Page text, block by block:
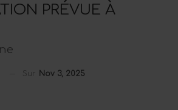
PRÉVUE À
Sur Nov 3, 2025